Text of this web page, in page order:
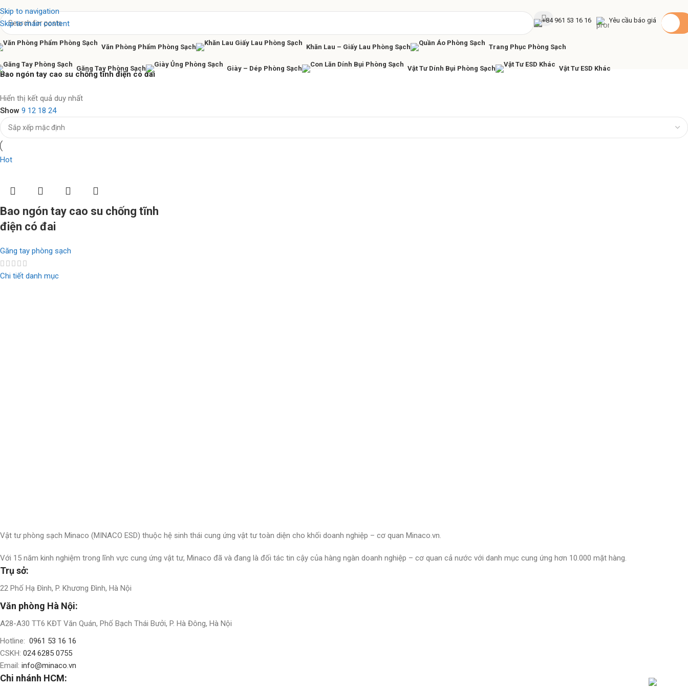
Skip to navigation
Skip to main content
+84 961 53 16 16 Yêu cầu báo giá
Văn Phòng Phẩm Phòng Sạch Khăn Lau – Giấy Lau Phòng Sạch Trang Phục Phòng Sạch
Găng Tay Phòng Sạch Giày – Dép Phòng Sạch Vật Tư Dính Bụi Phòng Sạch Vật Tư ESD Khác
Bao ngón tay cao su chống tĩnh điện có đai
Nhíp chống tĩnh điện Ventus
Hàng chính hãng
Xem ngay
Hiển thị kết quả duy nhất
Show 9 12 18 24
Hot
Bao ngón tay cao su chống tĩnh
điện có đai
Găng tay phòng sạch
Chi tiết danh mục
Vật tư phòng sạch Minaco (MINACO ESD) thuộc hệ sinh thái cung ứng vật tư toàn diện cho khối doanh nghiệp – cơ quan Minaco.vn.
Với 15 năm kinh nghiệm trong lĩnh vực cung ứng vật tư, Minaco đã và đang là đối tác tin cậy của hàng ngàn doanh nghiệp – cơ quan cả nước với danh mục cung ứng hơn 10.000 mặt hàng.
Trụ sở:
22 Phố Hạ Đình, P. Khương Đình, Hà Nội
Văn phòng Hà Nội:
A28-A30 TT6 KĐT Văn Quán, Phố Bạch Thái Bưởi, P. Hà Đông, Hà Nội
Hotline: 0961 53 16 16
CSKH: 024 6285 0755
Email: info@minaco.vn
Chi nhánh HCM: